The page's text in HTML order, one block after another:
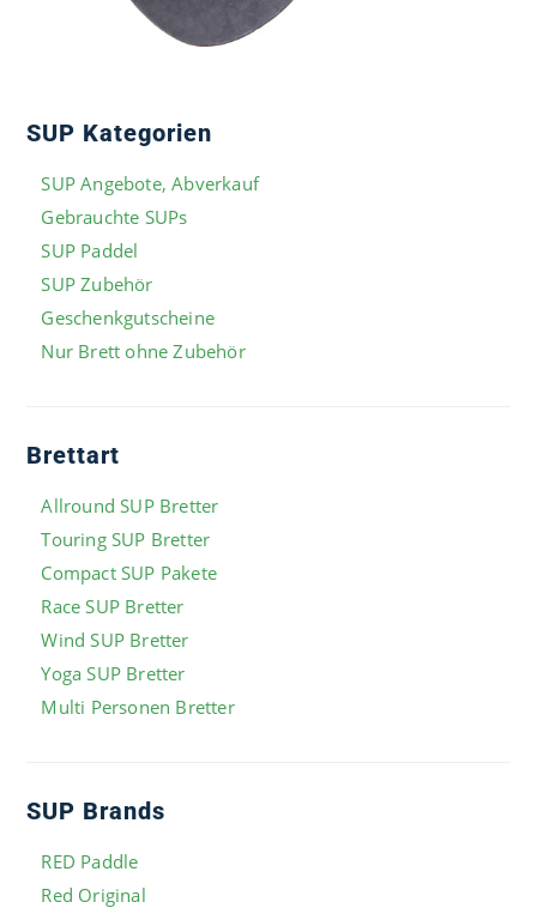
SUP Kategorien
SUP Angebote, Abverkauf
Gebrauchte SUPs
SUP Paddel
SUP Zubehör
Geschenkgutscheine
Nur Brett ohne Zubehör
Brettart
Allround SUP Bretter
Touring SUP Bretter
Compact SUP Pakete
Race SUP Bretter
Wind SUP Bretter
Yoga SUP Bretter
Multi Personen Bretter
SUP Brands
RED Paddle
Red Original